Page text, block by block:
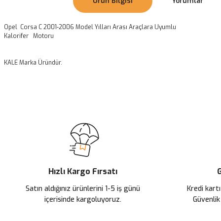
Opel Corsa C 2001-2006 Model Yılları Arası Araçlara Uyumlu
Kalorifer Motoru
KALE Marka Üründür.
Ürün açıklamasında eksik bilgiler bulunuyor.
Ürün bilgilerinde hatalar bulunuyor.
Ürün fiyatı diğer sitelerden daha pahalı.
Bu ürüne benzer farklı alternatifler olmalı.
Hızlı Kargo Fırsatı
Satın aldığınız ürünlerini 1-5 iş günü
içerisinde kargoluyoruz.
Kredi